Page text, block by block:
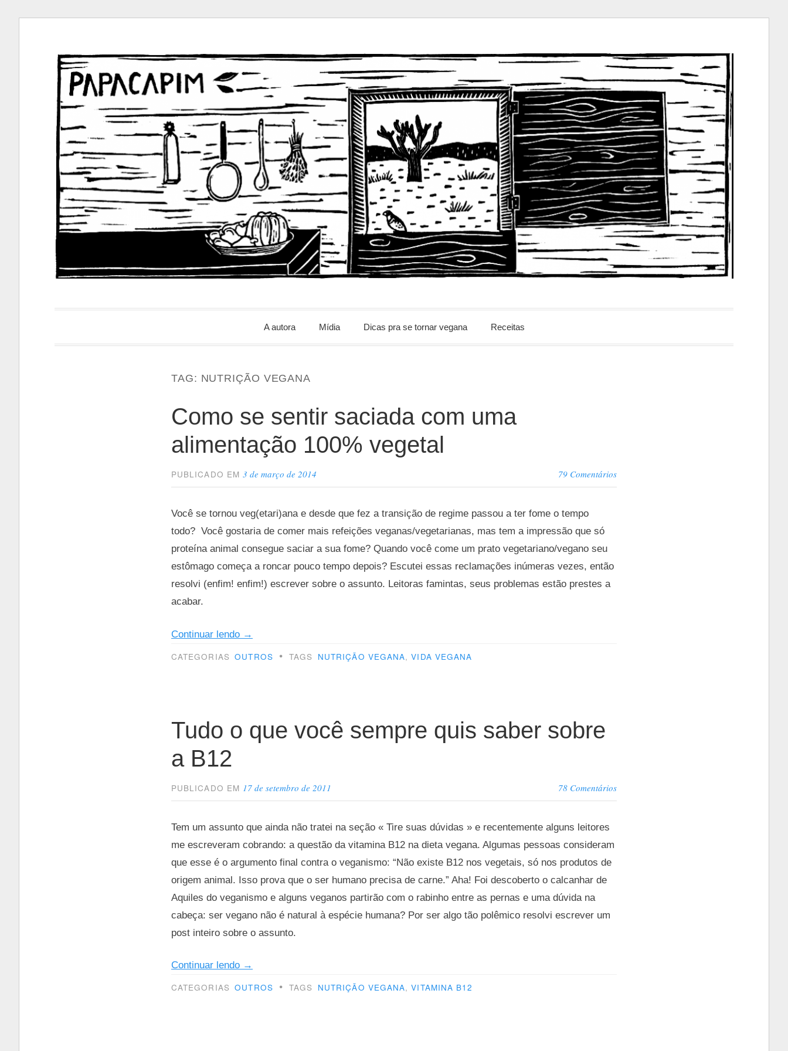
conteúdo
PapacapimA autora Mídia Dicas pra se tornar vegana Receitas
TAG: NUTRIÇÃO VEGANA
Como se sentir saciada com uma
alimentação 100% vegetal
PUBLICADO EM3 de março de 2014 79 Comentários
Você se tornou veg(etari)ana e desde que fez a transição de regime passou a ter fome o tempo
todo? Você gostaria de comer mais refeições veganas/vegetarianas, mas tem a impressão que só
proteína animal consegue saciar a sua fome? Quando você come um prato vegetariano/vegano seu
estômago começa a roncar pouco tempo depois? Escutei essas reclamações inúmeras vezes, então
resolvi (enfim! enfim!) escrever sobre o assunto. Leitoras famintas, seus problemas estão prestes a
acabar.
Continuar lendo “Como
se
alimentação
→
CATEGORIAS OUTROS • TAGS NUTRIÇÃO VEGANA,VIDA VEGANA
Tudo o que você sempre quis saber sobre
a B12
PUBLICADO EM 17 de setembro de 2011 78 Comentários
Tem um assunto que ainda não tratei na seção « Tire suas dúvidas » e recentemente alguns leitores
me escreveram cobrando: a questão da vitamina B12 na dieta vegana. Algumas pessoas consideram
que esse é o argumento final contra o veganismo: “Não existe B12 nos vegetais, só nos produtos de
origem animal. Isso prova que o ser humano precisa de carne.” Aha! Foi descoberto o calcanhar de
Aquiles do veganismo e alguns veganos partirão com o rabinho entre as pernas e uma dúvida na
cabeça: ser vegano não é natural à espécie humana? Por ser algo tão polêmico resolvi escrever um
post inteiro sobre o assunto.
Continuar lendo “Tudo
o
→
CATEGORIAS OUTROS • TAGS NUTRIÇÃO VEGANA,VITAMINA B12